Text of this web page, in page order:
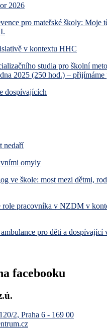
2026
pro mateřské školy: Moje
v kontextu HHC
studia pro školní
2025 (250 hod.) –
dospívajících
nedaří
omyly
ve škole: most mezi dětmi,
role pracovníka v NZDM v
pro děti a dospívající
facebooku
2, Praha 6 - 169 00